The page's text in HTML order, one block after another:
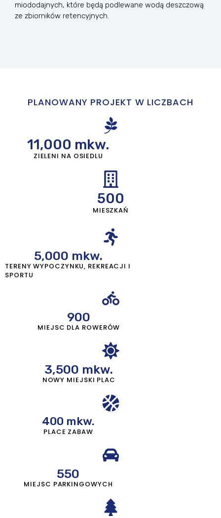
miododajnych, które będą podlewane wodą deszczową
ze zbiorników retencyjnych.
PLANOWANY PROJEKT W LICZBACH
ZIELENI NA OSIEDLU
11,000 mkw.
MIESZKAŃ
500
TERENY WYPOCZYNKU, REKREACJI I
SPORTU
5,000 mkw.
MIEJSC DLA ROWERÓW
900
NOWY MIEJSKI PLAC
3,500 mkw.
PLACE ZABAW
400 mkw.
MIEJSC PARKINGOWYCH
550